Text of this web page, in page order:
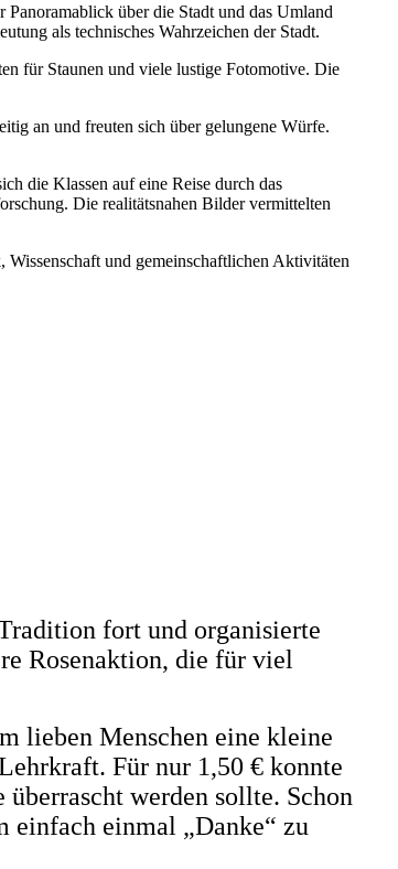
über die Stadt und das Umland
als technisches Wahrzeichen der Stadt.
für Staunen und viele lustige Fotomotive. Die
an und freuten sich über gelungene Würfe.
die Klassen auf eine Reise durch das
Die realitätsnahen Bilder vermittelten
und gemeinschaftlichen Aktivitäten
fort und organisierte
Rosenaktion, die für viel
lieben Menschen eine kleine
Für nur 1,50 € konnte
werden sollte. Schon
einfach einmal „Danke“ zu